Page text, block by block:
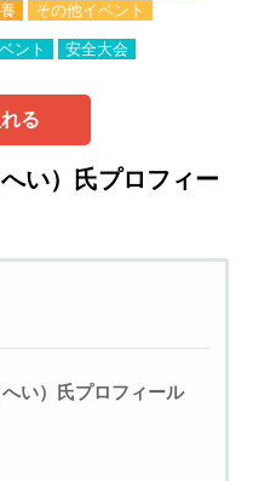
その他イベント
ント 安全大会
る
い）氏プロフィー
い）氏プロフィール